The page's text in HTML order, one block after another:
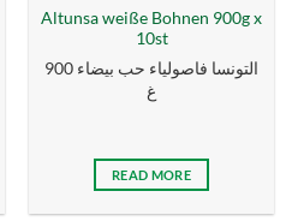
Altunsa weiße Bohnen 900g x
10st
التونسا فاصولياء حب بيضاء 900
غ
READ MORE